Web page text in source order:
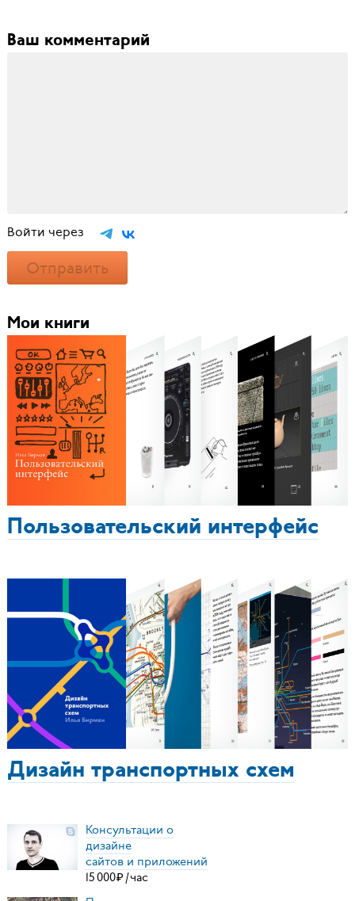
Ваш комментарий
Войти через
Отправить
Мои книги
Пользовательский интерфейс
Дизайн транспортных схем
Консультации о
дизайне
сайтов и приложений
15000₽ /час